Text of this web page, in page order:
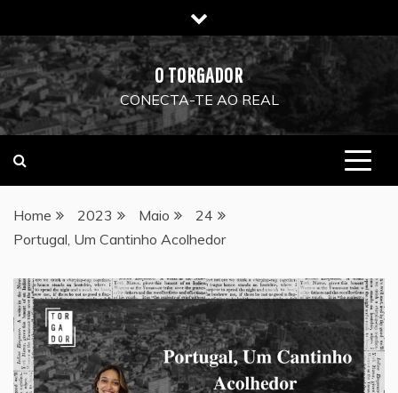
to
content
O TORGADOR
CONECTA-TE AO REAL
Home 2023 Maio
24
Portugal, Um Cantinho Acolhedor